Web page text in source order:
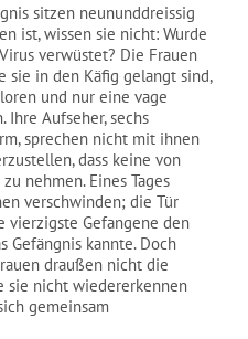
sitzen neununddreissig
ist, wissen sie nicht: Wurde
verwüstet? Die Frauen
sie in den Käfig gelangt sind,
und nur eine vage
Ihre Aufseher, sechs
sprechen nicht mit ihnen
dass keine von
nehmen. Eines Tages
verschwinden; die Tür
vierzigste Gefangene den
Gefängnis kannte. Doch
draußen nicht die
sie nicht wiedererkennen
gemeinsam